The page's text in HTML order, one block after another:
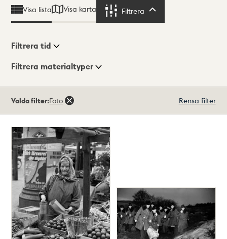
Visa lista Visa karta Filtrera
Visningsläge
Filtrera tid
Filtrera materialtyper
träffar
Valda filter:Foto Rensa filter